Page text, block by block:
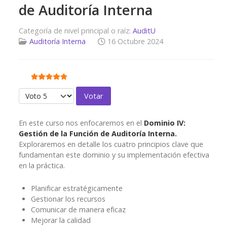
de Auditoría Interna
Categoría de nivel principal o raíz: AuditU
Auditoría Interna
16 Octubre 2024
Ratio:5/5
Por favor, vote
En este curso nos enfocaremos en el Dominio IV:
Gestión de la Función de Auditoría Interna.
Exploraremos en detalle los cuatro principios clave que
fundamentan este dominio y su implementación efectiva
en la práctica.
Planificar estratégicamente
Gestionar los recursos
Comunicar de manera eficaz
Mejorar la calidad